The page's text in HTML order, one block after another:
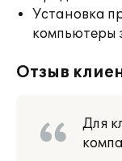
Установка
компьютеры
Отзыв
Для